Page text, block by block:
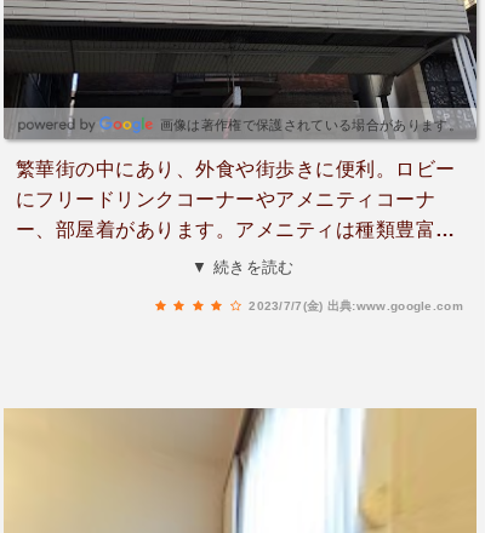
便利場所でした。※アメニティも利用させて頂、
荷物も少なく、朝食（無料）長期滞在では少し変
化が有ればとも思いましたが、美味しく頂きまし
た（パンは焼きたてですとお声掛け、カレーライ
スも有ります）コーヒーはお部屋にテイクアウト
出来ました。暖かいお茶を頂きたい時はポットお
借り出来ます。※お部屋は変わらない、ビジネス
ホテルだと思いますが、リーズナブルだと…お掃
除も行き届き、9階でしたが湯量も多く安心して
利用出来ます。空調がしっかりしている事も良か
食事処.フロントの皆様、お世話に成りました。又
の機会が有りました折りにはお世話に成りたく思
います。※追加（嬉しいお葉書を頂戴致しまし
画像は著作権で保護されている場合があります。
繁華街の中にあり、外食や街歩きに便利。ロビー
にフリードリンクコーナーやアメニティコーナ
ー、部屋着があります。アメニティは種類豊富で
すが、１人４点まで？制限があり、各フロアにポ
煮、焼きそば、目玉焼きなどのお惣菜、サラダ、
美味しいパン３種類、フリードリンクがありま
す。ロビーで食べることにはなりますが、無料で
この内容は素晴らしいと思います。
▼ 続きを読む
2023/7/7(金) 出典:www.google.com